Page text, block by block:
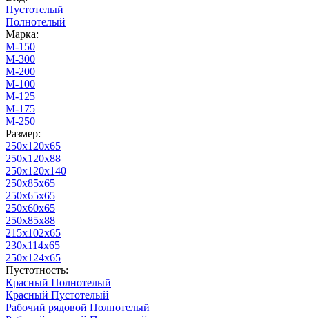
Пустотелый
Полнотелый
Марка:
М-150
М-300
М-200
М-100
М-125
М-175
М-250
Размер:
250х120х65
250х120х88
250х120х140
250х85х65
250х65х65
250х60х65
250х85х88
215х102х65
230х114х65
250х124х65
Пустотность:
Красный Полнотелый
Красный Пустотелый
Рабочий рядовой Полнотелый